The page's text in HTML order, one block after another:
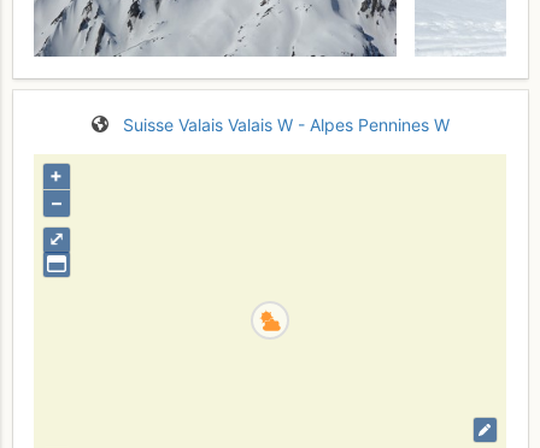
Suisse Valais Valais W - Alpes Pennines W
⤢
+
–